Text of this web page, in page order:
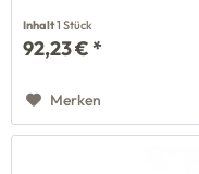
Inhalt1 Stück
92,23 € *
Merken